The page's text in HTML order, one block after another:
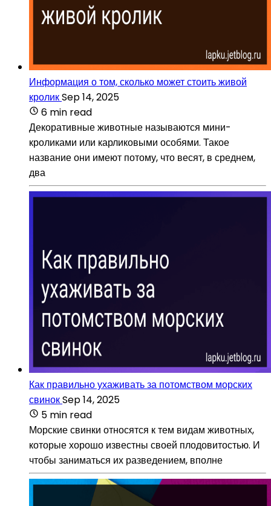
Информация о том, сколько может стоить живой
кроликSep 14, 2025
6 min read
Декоративные животные называются мини-
кроликами или карликовыми особями. Такое
название они имеют потому, что весят, в среднем,
два
Как правильно ухаживать за потомством морских
свинокSep 14, 2025
5 min read
Морские свинки относятся к тем видам животных,
которые хорошо известны своей плодовитостью. И
чтобы заниматься их разведением, вполне